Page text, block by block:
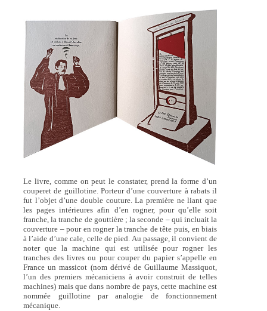
Le livre, comme on peut le constater, prend la forme d’un
couperet de guillotine. Porteur d’une couverture à rabats il
fut l’objet d’une double couture. La première ne liant que
les pages intérieures afin d’en rogner, pour qu’elle soit
franche, la tranche de gouttière ; la seconde – qui incluait la
couverture – pour en rogner la tranche de tête puis, en biais
à l’aide d’une cale, celle de pied. Au passage, il convient de
noter que la machine qui est utilisée pour rogner les
tranches des livres ou pour couper du papier s’appelle en
France un massicot (nom dérivé de Guillaume Massiquot,
l’un des premiers mécaniciens à avoir construit de telles
machines) mais que dans nombre de pays, cette machine est
nommée guillotine par analogie de fonctionnement
mécanique.